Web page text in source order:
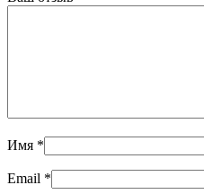
Имя *
Email *